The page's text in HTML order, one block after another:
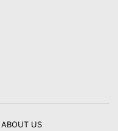
ABOUT US